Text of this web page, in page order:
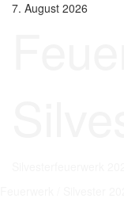
Zum7. August 2026